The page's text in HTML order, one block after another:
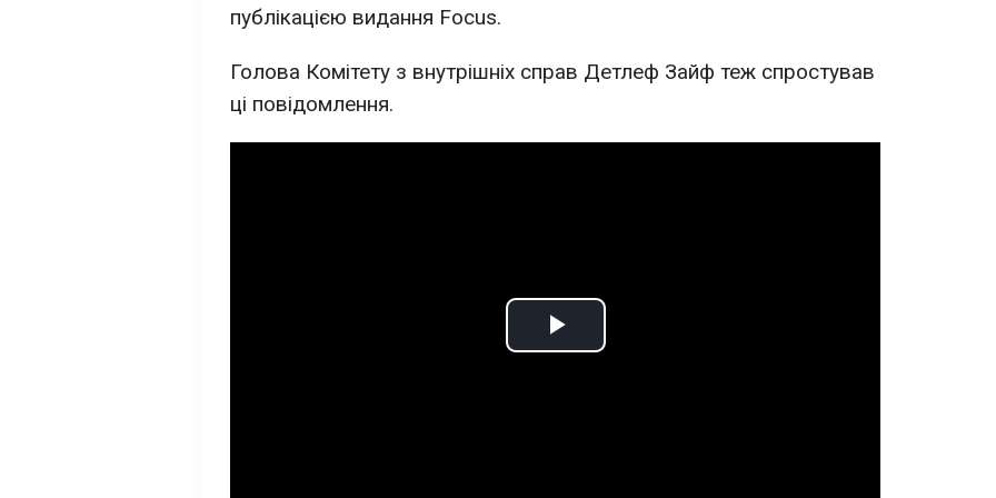
публікацією видання Focus.
Голова Комітету з внутрішніх справ Детлеф Зайф теж спростував
ці повідомлення.
Play